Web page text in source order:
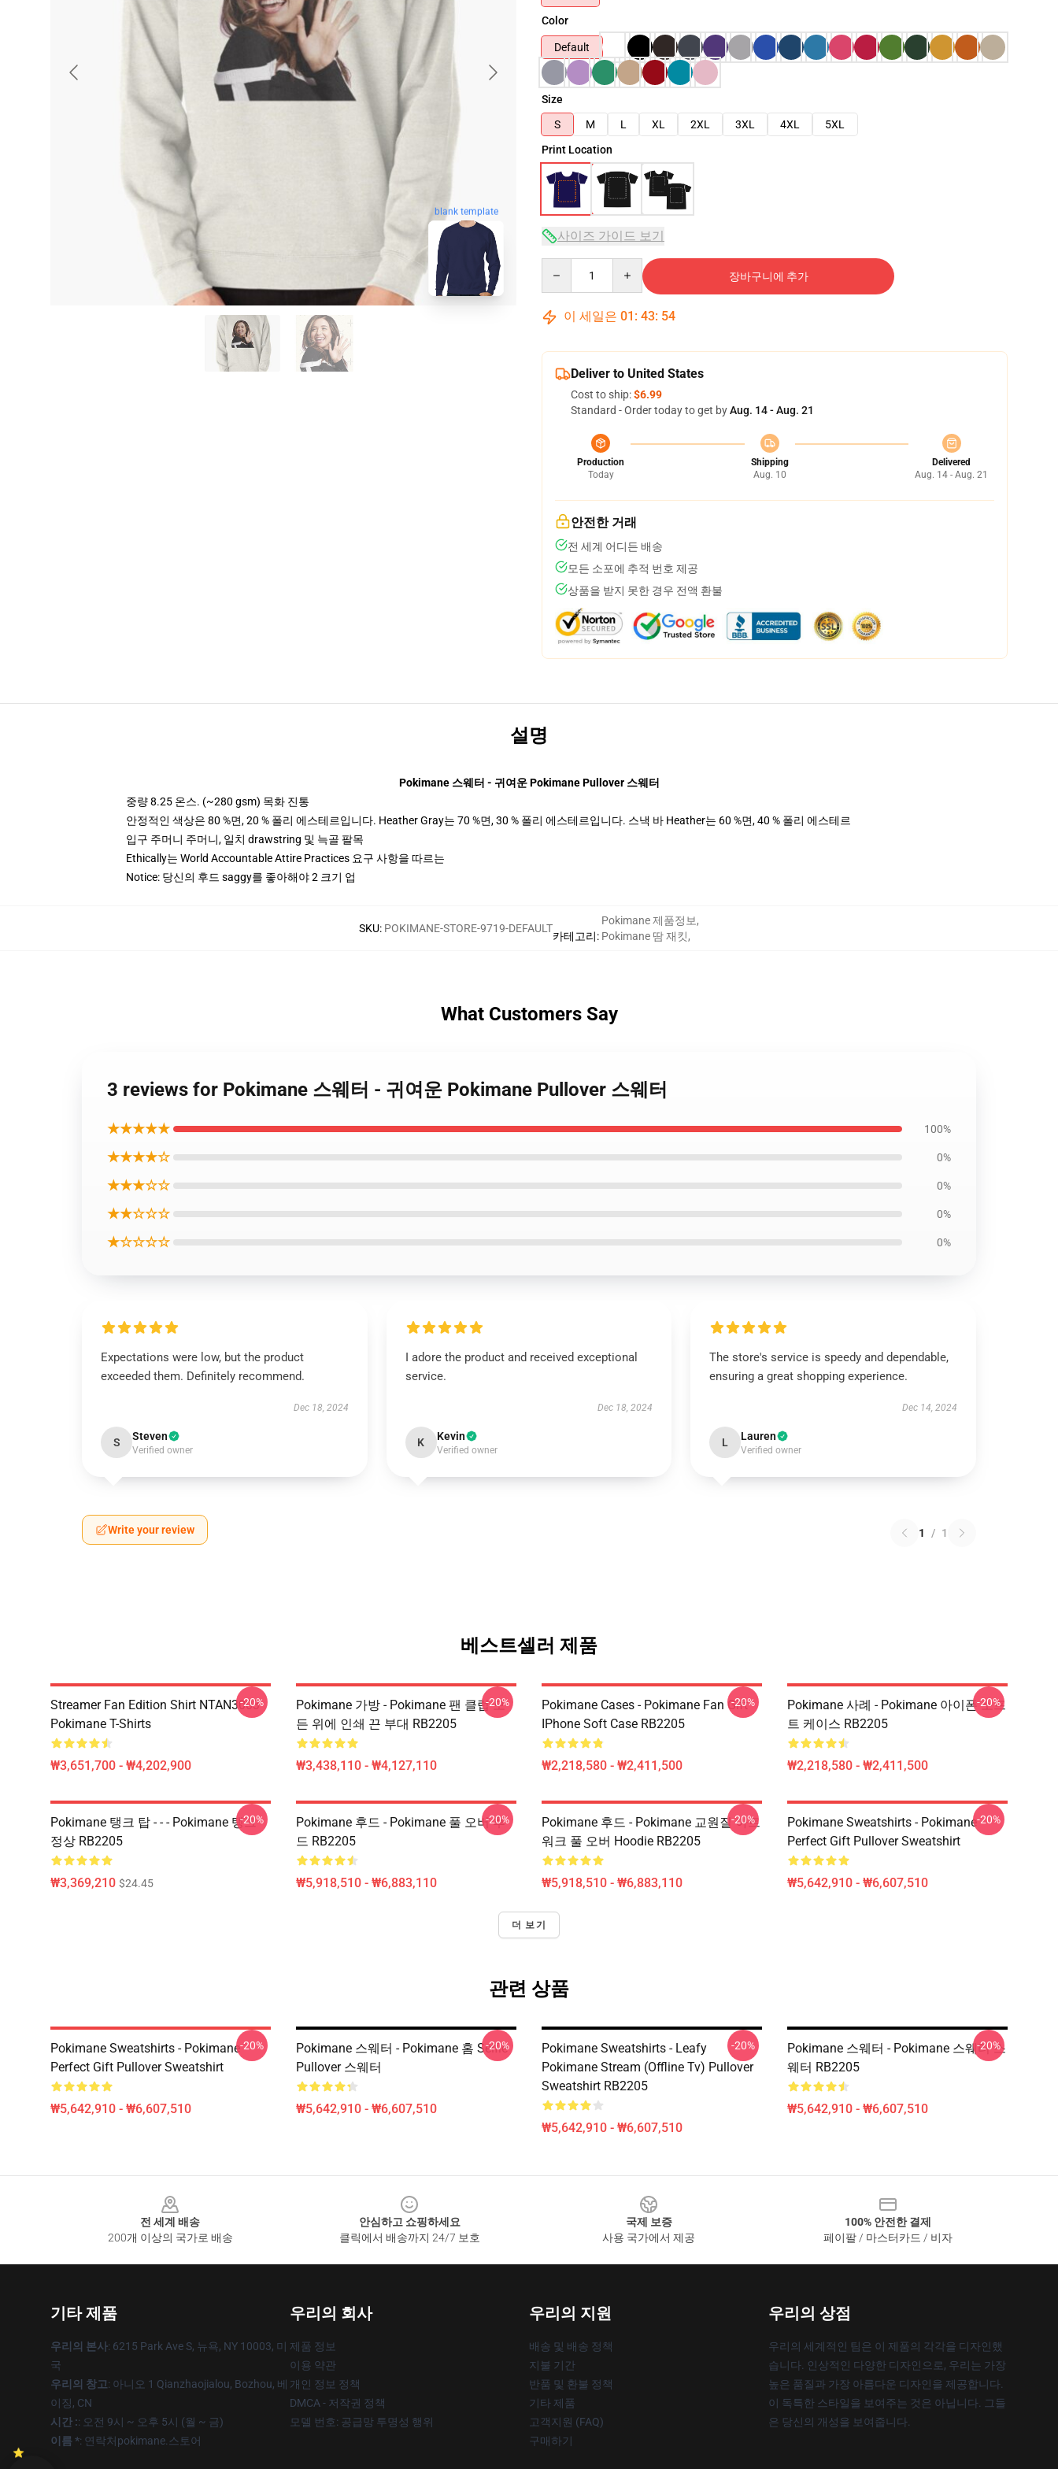
blank template
Color
Default
Size
S
M L XL 2XL 3XL 4XL
5XL
Print Location
사이즈 가이드 보기
장바구니에 추가
이 세일은 01 : 43: 53
Deliver to United States
Cost to ship:$6.99
Standard - Order today to get byAug. 14 - Aug. 21
Production
Today
Shipping
Aug. 10
Delivered
Aug. 14 - Aug. 21
안전한 거래
전 세계 어디든 배송
모든 소포에 추적 번호 제공
상품을 받지 못한 경우 전액 환불
설명
Pokimane 스웨터 - 귀여운 Pokimane Pullover 스웨터
중량 8.25 온스. (~280 gsm) 목화 진통
안정적인 색상은 80 %면, 20 % 폴리 에스테르입니다. Heather Gray는 70 %면, 30 % 폴리 에스테르입니다. 스낵 바 Heather는 60 %면, 40 % 폴리 에스테르
입구 주머니 주머니, 일치 drawstring 및 늑골 팔목
Ethically는 World Accountable Attire Practices 요구 사항을 따르는
Notice: 당신의 후드 saggy를 좋아해야 2 크기 업
SKU: POKIMANE-STORE-9719-DEFAULT
카테고리:
Pokimane 제품정보,
Pokimane 땀 재킷,
What Customers Say
3 reviews for Pokimane 스웨터 - 귀여운 Pokimane Pullover 스웨터
★★★★★ 100%
★★★★☆ 0%
★★★☆☆ 0%
★★☆☆☆ 0%
★☆☆☆☆ 0%
Expectations were low, but the product
exceeded them. Definitely recommend.
Dec 18, 2024
S Steven
Verified owner
I adore the product and received exceptional
service.
Dec 18, 2024
K Kevin
Verified owner
The store's service is speedy and dependable,
ensuring a great shopping experience.
Dec 14, 2024
L Lauren
Verified owner
Write your review 1 / 1
베스트셀러 제품
Streamer Fan Edition Shirt NTAN3003
Pokimane T-Shirts
₩3,651,700 - ₩4,202,900
-20%
Pokimane 가방 - Pokimane 팬 클럽 모
든 위에 인쇄 끈 부대 RB2205
₩3,438,110 - ₩4,127,110
-20%
Pokimane Cases - Pokimane Fan Gift
IPhone Soft Case RB2205
₩2,218,580 - ₩2,411,500
-20%
Pokimane 사례 - Pokimane 아이폰 소프
트 케이스 RB2205
₩2,218,580 - ₩2,411,500
-20%
Pokimane 탱크 탑 - - - Pokimane 탱크
정상 RB2205
₩3,369,210 $24.45
-20%
Pokimane 후드 - Pokimane 풀 오버 후
드 RB2205
₩5,918,510 - ₩6,883,110
-20%
Pokimane 후드 - Pokimane 교원질 아트
워크 풀 오버 Hoodie RB2205
₩5,918,510 - ₩6,883,110
-20%
Pokimane Sweatshirts - Pokimane
Perfect Gift Pullover Sweatshirt
₩5,642,910 - ₩6,607,510
-20%
더 보기
관련 상품
Pokimane Sweatshirts - Pokimane
Perfect Gift Pullover Sweatshirt
₩5,642,910 - ₩6,607,510
-20%
Pokimane 스웨터 - Pokimane 홈 Selfie
Pullover 스웨터
₩5,642,910 - ₩6,607,510
-20%
Pokimane Sweatshirts - Leafy
Pokimane Stream (Offline Tv) Pullover
Sweatshirt RB2205
₩5,642,910 - ₩6,607,510
-20%
Pokimane 스웨터 - Pokimane 스웨터 스
웨터 RB2205
₩5,642,910 - ₩6,607,510
-20%
전 세계 배송
200개 이상의 국가로 배송
안심하고 쇼핑하세요
클릭에서 배송까지 24/7 보호
국제 보증
사용 국가에서 제공
100% 안전한 결제
페이팔 / 마스터카드 / 비자
기타 제품
우리의 본사: 6215 Park Ave S, 뉴욕, NY 10003, 미
국
우리의 창고: 아니오 1 Qianzhaojialou, Bozhou, 베
이징, CN
시간 :: 오전 9시 ~ 오후 5시 (월 ~ 금)
이름 *: 연락처pokimane.스토어
우리의 회사
제품 정보
이용 약관
개인 정보 정책
DMCA - 저작권 정책
모델 번호: 공급망 투명성 행위
우리의 지원
배송 및 배송 정책
지불 기간
반품 및 환불 정책
기타 제품
고객지원 (FAQ)
구매하기
우리의 상점
우리의 세계적인 팀은 이 제품의 각각을 디자인했
습니다. 인상적인 다양한 디자인으로, 우리는 가장
높은 품질과 가장 아름다운 디자인을 제공합니다.
이 독특한 스타일을 보여주는 것은 아닙니다. 그들
은 당신의 개성을 보여줍니다.